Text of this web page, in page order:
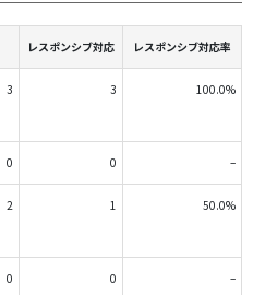
レスポンシブ対応 レスポンシブ対応率
3 3 100.0%
0 0 –
2 1 50.0%
0 0 –